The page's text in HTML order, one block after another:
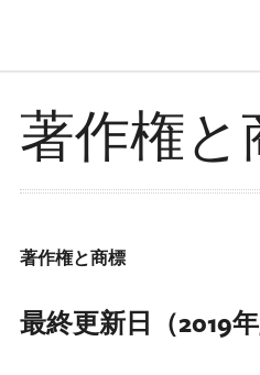
著作権と
著作権と商標
最終更新日（2019年